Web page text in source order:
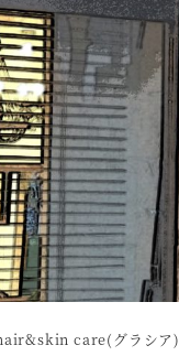
care(グラシア)